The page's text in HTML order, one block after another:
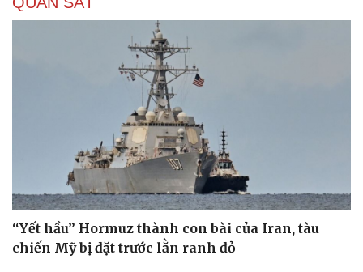
“Yết hầu” Hormuz thành con bài của Iran, tàu
chiến Mỹ bị đặt trước lằn ranh đỏ